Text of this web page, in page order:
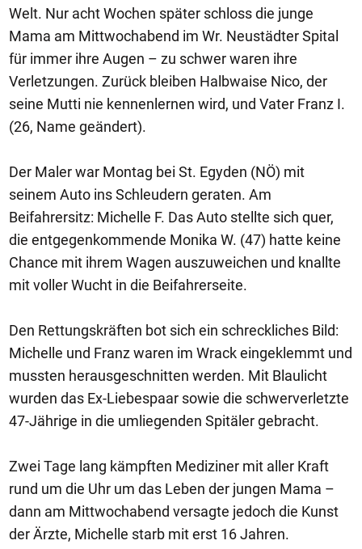
Welt. Nur acht Wochen später schloss die junge
Mama am Mittwochabend im Wr. Neustädter Spital
für immer ihre Augen – zu schwer waren ihre
Verletzungen. Zurück bleiben Halbwaise Nico, der
seine Mutti nie kennenlernen wird, und Vater Franz I.
(26, Name geändert).
Der Maler war Montag bei St. Egyden (NÖ) mit
seinem Auto ins Schleudern geraten. Am
Beifahrersitz: Michelle F. Das Auto stellte sich quer,
die entgegenkommende Monika W. (47) hatte keine
Chance mit ihrem Wagen auszuweichen und knallte
mit voller Wucht in die Beifahrerseite.
Den Rettungskräften bot sich ein schreckliches Bild:
Michelle und Franz waren im Wrack eingeklemmt und
mussten herausgeschnitten werden. Mit Blaulicht
wurden das Ex-Liebespaar sowie die schwerverletzte
47-Jährige in die umliegenden Spitäler gebracht.
Zwei Tage lang kämpften Mediziner mit aller Kraft
rund um die Uhr um das Leben der jungen Mama –
dann am Mittwochabend versagte jedoch die Kunst
der Ärzte, Michelle starb mit erst 16 Jahren.